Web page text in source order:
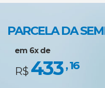
PARCELA DA
em 6x de
R$ 433, 16